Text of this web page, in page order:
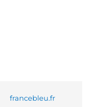
francebleu.fr